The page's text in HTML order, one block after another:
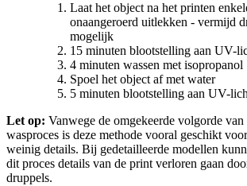
Laat het object na het printen
onaangeroerd uitlekken - vermijd
mogelijk
15 minuten blootstelling aan UV-
4 minuten wassen met isopropanol
Spoel het object af met water
5 minuten blootstelling aan UV-
Let op: Vanwege de omgekeerde volgorde
wasproces is deze methode vooral geschikt
weinig details. Bij gedetailleerde modellen
dit proces details van de print verloren gaan
druppels.